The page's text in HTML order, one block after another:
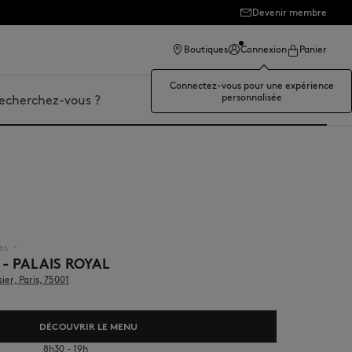
Devenir membre
Boutiques Connexion
Connectez-vous pour une expérience
personnalisée
Panier
▪︎
PALAIS ROYAL
Paris, 75001
DÉCOUVRIR LE MENU
8h30 - 19h